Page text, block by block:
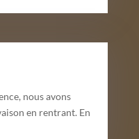
nous avons
en rentrant. En